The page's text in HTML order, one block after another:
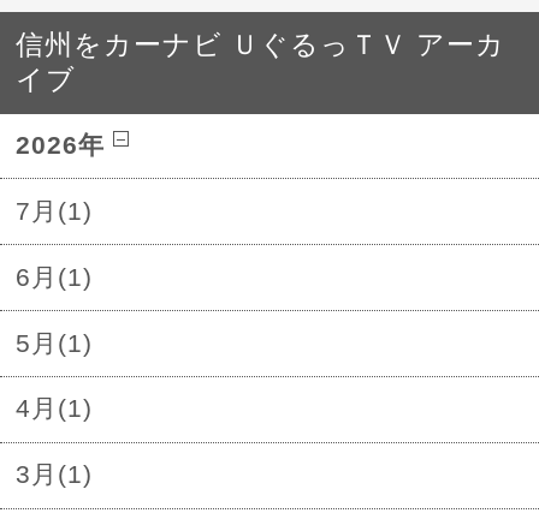
信州をカーナビ ＵぐるっＴＶ アーカ
イブ
2026年
7月(1)
6月(1)
5月(1)
4月(1)
3月(1)